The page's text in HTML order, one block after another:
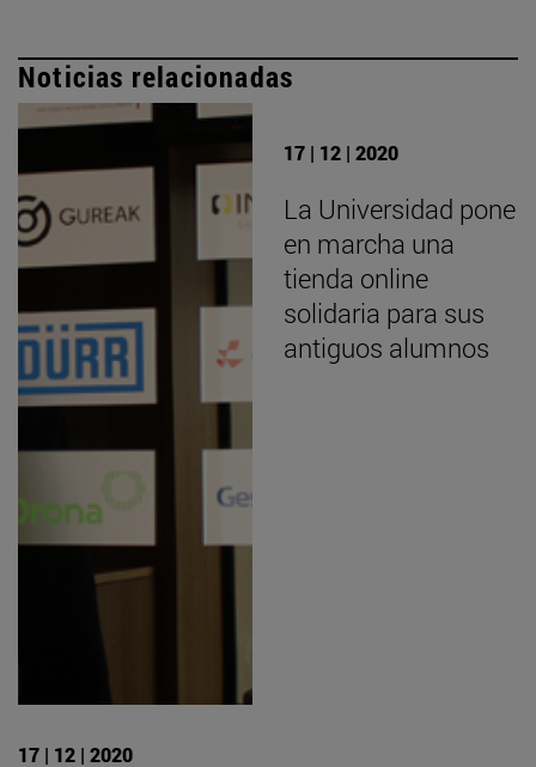
Noticias relacionadas
17 | 12 | 2020
17 | 12 | 2020
La Universidad pone
en marcha una
tienda online
solidaria para sus
antiguos alumnos